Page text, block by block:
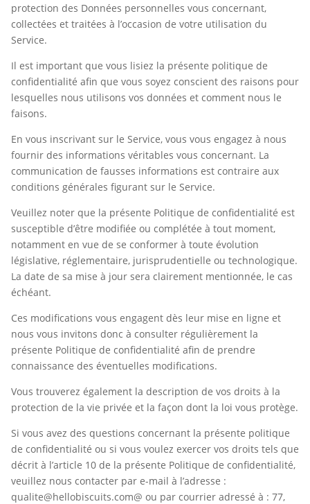
protection des Données personnelles vous concernant,
collectées et traitées à l’occasion de votre utilisation du
Service.
Il est important que vous lisiez la présente politique de
confidentialité afin que vous soyez conscient des raisons pour
lesquelles nous utilisons vos données et comment nous le
faisons.
En vous inscrivant sur le Service, vous vous engagez à nous
fournir des informations véritables vous concernant. La
communication de fausses informations est contraire aux
conditions générales figurant sur le Service.
Veuillez noter que la présente Politique de confidentialité est
susceptible d’être modifiée ou complétée à tout moment,
notamment en vue de se conformer à toute évolution
législative, réglementaire, jurisprudentielle ou technologique.
La date de sa mise à jour sera clairement mentionnée, le cas
échéant.
Ces modifications vous engagent dès leur mise en ligne et
nous vous invitons donc à consulter régulièrement la
présente Politique de confidentialité afin de prendre
connaissance des éventuelles modifications.
Vous trouverez également la description de vos droits à la
protection de la vie privée et la façon dont la loi vous protège.
Si vous avez des questions concernant la présente politique
de confidentialité ou si vous voulez exercer vos droits tels que
décrit à l’article 10 de la présente Politique de confidentialité,
veuillez nous contacter par e-mail à l’adresse :
qualite@hellobiscuits.com@ ou par courrier adressé à : 77,